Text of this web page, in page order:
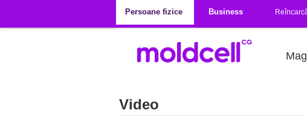
Persoane fizice
Business
Video